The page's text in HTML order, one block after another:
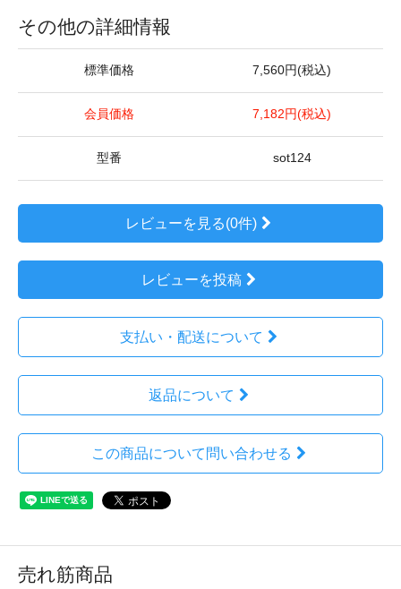
その他の詳細情報
標準価格 7,560円(税込)
会員価格 7,182円(税込)
型番 sot124
レビューを見る(0件)
レビューを投稿
支払い・配送について
返品について
この商品について問い合わせる
売れ筋商品